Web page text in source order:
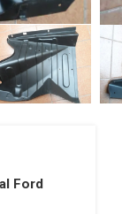
Ford